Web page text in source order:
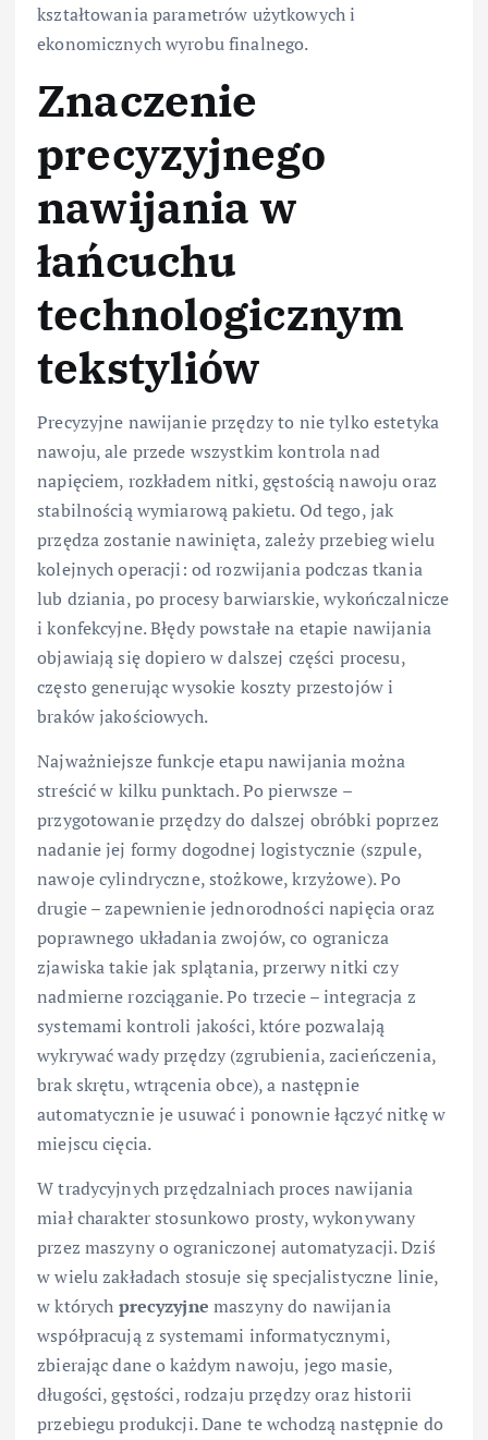
kształtowania parametrów użytkowych i
ekonomicznych wyrobu finalnego.
Znaczenie
precyzyjnego
nawijania w
łańcuchu
technologicznym
tekstyliów
Precyzyjne nawijanie przędzy to nie tylko estetyka
nawoju, ale przede wszystkim kontrola nad
napięciem, rozkładem nitki, gęstością nawoju oraz
stabilnością wymiarową pakietu. Od tego, jak
przędza zostanie nawinięta, zależy przebieg wielu
kolejnych operacji: od rozwijania podczas tkania
lub dziania, po procesy barwiarskie, wykończalnicze
i konfekcyjne. Błędy powstałe na etapie nawijania
objawiają się dopiero w dalszej części procesu,
często generując wysokie koszty przestojów i
braków jakościowych.
Najważniejsze funkcje etapu nawijania można
streścić w kilku punktach. Po pierwsze –
przygotowanie przędzy do dalszej obróbki poprzez
nadanie jej formy dogodnej logistycznie (szpule,
nawoje cylindryczne, stożkowe, krzyżowe). Po
drugie – zapewnienie jednorodności napięcia oraz
poprawnego układania zwojów, co ogranicza
zjawiska takie jak splątania, przerwy nitki czy
nadmierne rozciąganie. Po trzecie – integracja z
systemami kontroli jakości, które pozwalają
wykrywać wady przędzy (zgrubienia, zacieńczenia,
brak skrętu, wtrącenia obce), a następnie
automatycznie je usuwać i ponownie łączyć nitkę w
miejscu cięcia.
W tradycyjnych przędzalniach proces nawijania
miał charakter stosunkowo prosty, wykonywany
przez maszyny o ograniczonej automatyzacji. Dziś
w wielu zakładach stosuje się specjalistyczne linie,
w których precyzyjne maszyny do nawijania
współpracują z systemami informatycznymi,
zbierając dane o każdym nawoju, jego masie,
długości, gęstości, rodzaju przędzy oraz historii
przebiegu produkcji. Dane te wchodzą następnie do